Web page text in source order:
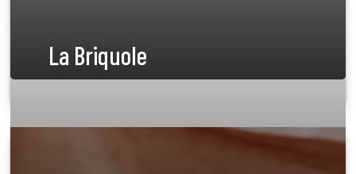
La Briquole